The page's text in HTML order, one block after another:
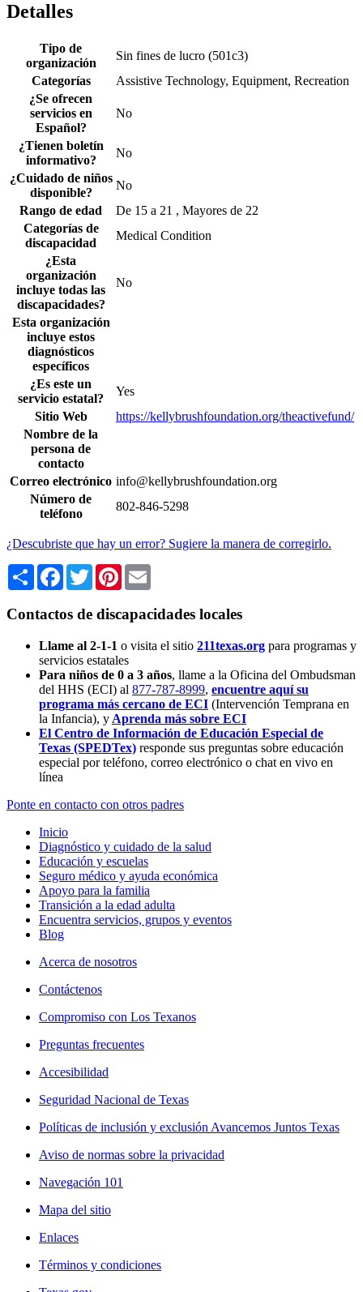
Detalles
Tipo de
organización
Sin fines de lucro (501c3)
Categorías
Assistive Technology, Equipment, Recreation
¿Se ofrecen
servicios en
Español?
No
¿Tienen boletín
informativo?
No
¿Cuidado de niños
disponible?
No
Rango de edad
De 15 a 21 , Mayores de 22
Categorías de
discapacidad
Medical Condition
¿Esta
organización
incluye todas las
discapacidades?
No
Esta organización
incluye estos
diagnósticos
específicos
¿Es este un
servicio estatal?
Yes
Sitio Web
https://kellybrushfoundation.org/theactivefund/
Nombre de la
persona de
contacto
Correo electrónico info@kellybrushfoundation.org
Número de
teléfono
802-846-5298
¿Descubriste que hay un error? Sugiere la manera de corregirlo.
Share Facebook
TwitterPinterest
Contactos de discapacidades locales
Llame al 2-1-1 o visita el sitio 211texas.org para programas y
servicios estatales
Para niños de 0 a 3 años, llame a la Oficina del Ombudsman
del HHS (ECI) al 877-787-8999, encuentre aquí su
programa más cercano de ECI (Intervención Temprana en
la Infancia), y Aprenda más sobre ECI
El Centro de Información de Educación Especial de
Texas (SPEDTex) responde sus preguntas sobre educación
especial por teléfono, correo electrónico o chat en vivo en
línea
Ponte en contacto con otros padres
Inicio
Diagnóstico y cuidado de la salud
Educación y escuelas
Seguro médico y ayuda económica
Apoyo para la familia
Transición a la edad adulta
Encuentra servicios, grupos y eventos
Blog
Acerca de nosotros
Contáctenos
Compromiso con Los Texanos
Preguntas frecuentes
Accesibilidad
Seguridad Nacional de Texas
Políticas de inclusión y exclusión Avancemos Juntos Texas
Aviso de normas sobre la privacidad
Navegación 101
Mapa del sitio
Enlaces
Términos y condiciones